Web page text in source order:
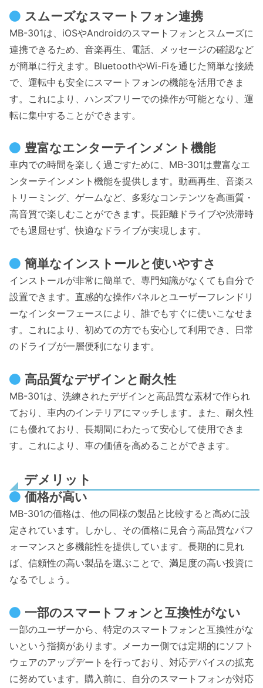
スムーズなスマートフォン連携
MB-301は、iOSやAndroidのスマートフォンとスムーズに
連携できるため、音楽再生、電話、メッセージの確認など
が簡単に行えます。BluetoothやWi-Fiを通じた簡単な接続
で、運転中も安全にスマートフォンの機能を活用できま
す。これにより、ハンズフリーでの操作が可能となり、運
転に集中することができます。
豊富なエンターテインメント機能
車内での時間を楽しく過ごすために、MB-301は豊富なエ
ンターテインメント機能を提供します。動画再生、音楽ス
トリーミング、ゲームなど、多彩なコンテンツを高画質・
高音質で楽しむことができます。長距離ドライブや渋滞時
でも退屈せず、快適なドライブが実現します。
簡単なインストールと使いやすさ
インストールが非常に簡単で、専門知識がなくても自分で
設置できます。直感的な操作パネルとユーザーフレンドリ
ーなインターフェースにより、誰でもすぐに使いこなせま
す。これにより、初めての方でも安心して利用でき、日常
のドライブが一層便利になります。
高品質なデザインと耐久性
MB-301は、洗練されたデザインと高品質な素材で作られ
ており、車内のインテリアにマッチします。また、耐久性
にも優れており、長期間にわたって安心して使用できま
す。これにより、車の価値を高めることができます。
デメリット
価格が高い
MB-301の価格は、他の同様の製品と比較すると高めに設
定されています。しかし、その価格に見合う高品質なパフ
ォーマンスと多機能性を提供しています。長期的に見れ
ば、信頼性の高い製品を選ぶことで、満足度の高い投資に
なるでしょう。
一部のスマートフォンと互換性がない
一部のユーザーから、特定のスマートフォンと互換性がな
いという指摘があります。メーカー側では定期的にソフト
ウェアのアップデートを行っており、対応デバイスの拡充
に努めています。購入前に、自分のスマートフォンが対応